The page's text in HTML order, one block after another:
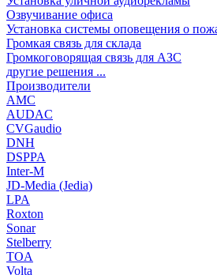
Озвучивание офиса
Установка системы оповещения о
Громкая связь для склада
Громкоговорящая связь для АЗС
другие решения ...
Производители
AMC
AUDAC
CVGaudio
DNH
DSPPA
Inter-M
JD-Media (Jedia)
LPA
Roxton
Sonar
Stelberry
TOA
Volta